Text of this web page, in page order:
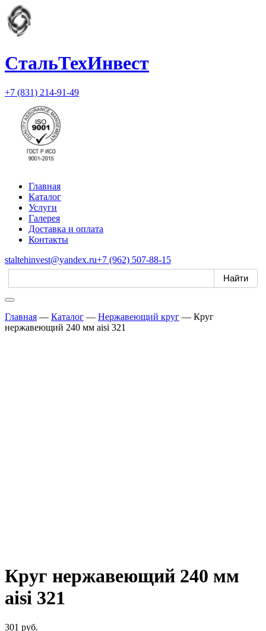
СтальТехИнвест
+7 (831) 214-91-49
Главная
Каталог
Услуги
Галерея
Доставка и оплата
Контакты
staltehinvest@yandex.ru+7 (962) 507-88-15
Главная — Каталог — Нержавеющий круг — Круг
нержавеющий 240 мм aisi 321
Круг нержавеющий 240 мм
aisi 321
301 руб.